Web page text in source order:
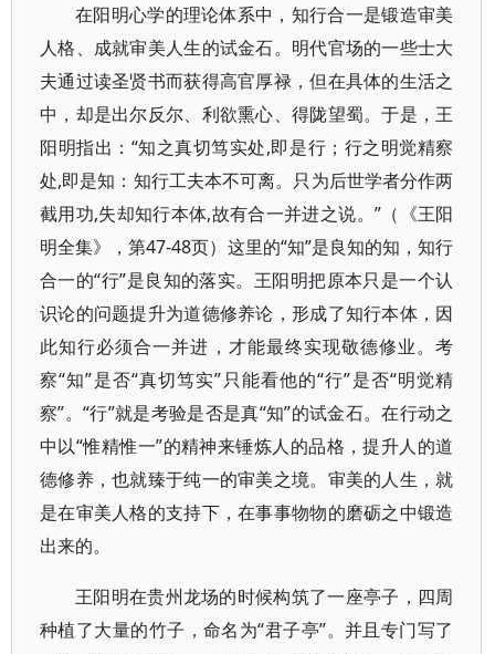
在阳明心学的理论体系中，知行合一是锻造审美
人格、成就审美人生的试金石。明代官场的一些士大
夫通过读圣贤书而获得高官厚禄，但在具体的生活之
中，却是出尔反尔、利欲熏心、得陇望蜀。于是，王
阳明指出：“知之真切笃实处,即是行；行之明觉精察
处,即是知：知行工夫本不可离。只为后世学者分作两
截用功,失却知行本体,故有合一并进之说。”（《王阳
明全集》，第47-48页）这里的“知”是良知的知，知行
合一的“行”是良知的落实。王阳明把原本只是一个认
识论的问题提升为道德修养论，形成了知行本体，因
此知行必须合一并进，才能最终实现敬德修业。考
察“知”是否“真切笃实”只能看他的“行”是否“明觉精
察”。“行”就是考验是否是真“知”的试金石。在行动之
中以“惟精惟一”的精神来锤炼人的品格，提升人的道
德修养，也就臻于纯一的审美之境。审美的人生，就
是在审美人格的支持下，在事事物物的磨砺之中锻造
出来的。
王阳明在贵州龙场的时候构筑了一座亭子，四周
种植了大量的竹子，命名为“君子亭”。并且专门写了